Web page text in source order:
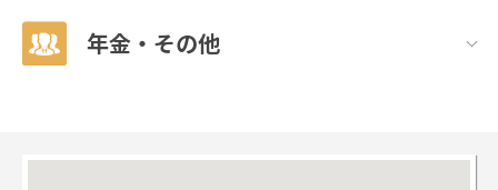
年金・その他